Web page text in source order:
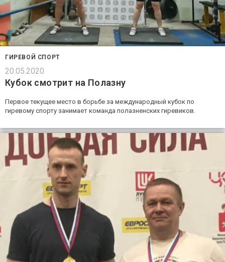
ГИРЕВОЙ СПОРТ
20.05.2020
Кубок смотрит на Полазну
Первое текущее место в борьбе за международный кубок по
гиревому спорту занимает команда полазненских гиревиков.